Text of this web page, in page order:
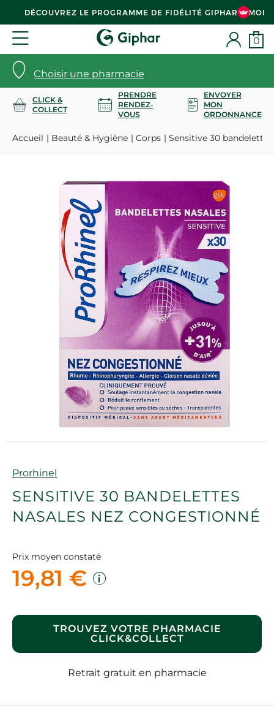
DÉCOUVREZ LE PROGRAMME DE FIDÉLITÉ GIPHAR & MOI
Choisir une pharmacie
0
CLICK &
COLLECT
PRENDRE
RENDEZ-
VOUS
ENVOYER
MON
ORDONNANCE
Accueil Beauté & Hygiène Corps Sensitive 30
Marque
Prorhinel
SENSITIVE 30 BANDELETTES
NASALES NEZ CONGESTIONNÉ
Prix moyen constaté
19,81 €
TROUVEZ VOTRE PHARMACIE
CLICK&COLLECT
Retrait gratuit en pharmacie